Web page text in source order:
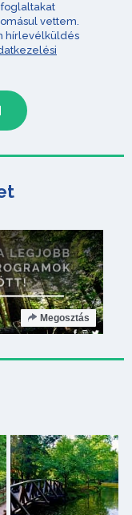
vettem.
hírlevélküldés
Megosztás